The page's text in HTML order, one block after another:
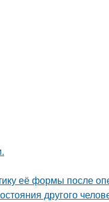
её формы после
другого